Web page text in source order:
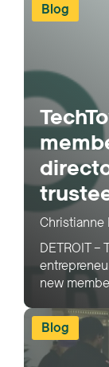
Blog
Christianne
DETROIT –
new
Blog